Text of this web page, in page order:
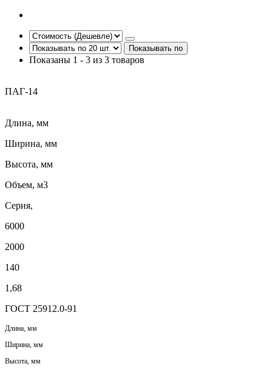
Показывать по
Показаны 1 - 3 из 3 товаров
ПАГ-14
Длина, мм
Ширина, мм
Высота, мм
Объем, м3
Серия,
6000
2000
140
1,68
ГОСТ 25912.0-91
Длина, мм
Ширина, мм
Высота, мм